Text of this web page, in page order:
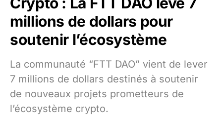
millions de dollars pour
soutenir l’écosystème
La communauté “FTT DAO” vient de lever
7 millions de dollars destinés à soutenir
de nouveaux projets prometteurs de
l’écosystème crypto.